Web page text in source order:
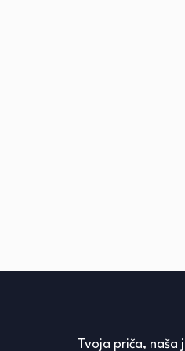
Tvoja priča, naša